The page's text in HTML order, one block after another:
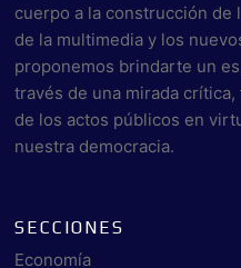
cuerpo a la construcción de
de la multimedia y los
proponemos brindarte un
través de una mirada
de los actos públicos en
nuestra democracia.
SECCIONES
Economía